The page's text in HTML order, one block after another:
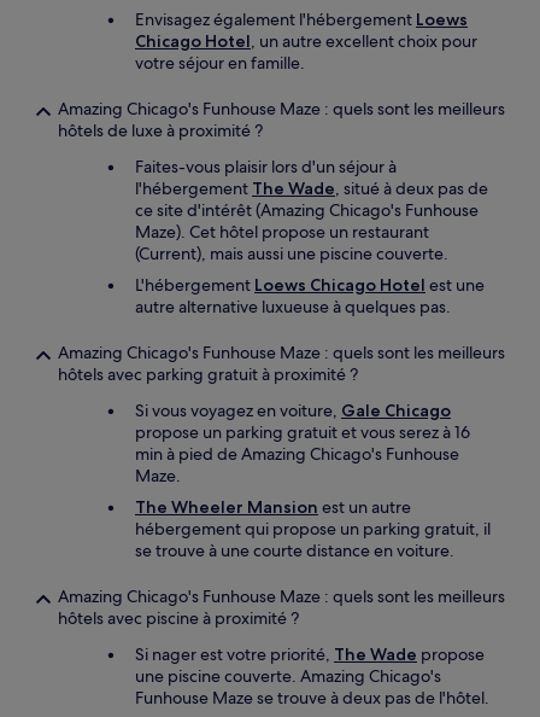
Envisagez également l'hébergement Loews
Chicago Hotel, un autre excellent choix pour
votre séjour en famille.
Amazing Chicago's Funhouse Maze : quels sont les meilleurs
hôtels de luxe à proximité ?
Faites-vous plaisir lors d'un séjour à
l'hébergement The Wade, situé à deux pas de
ce site d'intérêt (Amazing Chicago's Funhouse
Maze). Cet hôtel propose un restaurant
(Current), mais aussi une piscine couverte.
L'hébergement Loews Chicago Hotel est une
autre alternative luxueuse à quelques pas.
Amazing Chicago's Funhouse Maze : quels sont les meilleurs
hôtels avec parking gratuit à proximité ?
Si vous voyagez en voiture, Gale Chicago
propose un parking gratuit et vous serez à 16
min à pied de Amazing Chicago's Funhouse
Maze.
The Wheeler Mansion est un autre
hébergement qui propose un parking gratuit, il
se trouve à une courte distance en voiture.
Amazing Chicago's Funhouse Maze : quels sont les meilleurs
hôtels avec piscine à proximité ?
Si nager est votre priorité, The Wade propose
une piscine couverte. Amazing Chicago's
Funhouse Maze se trouve à deux pas de l'hôtel.